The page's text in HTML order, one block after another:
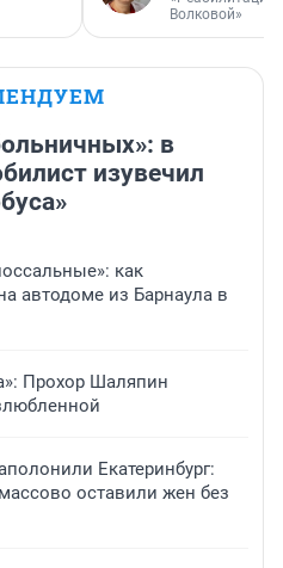
Волковой»
в
изувечил
как
автодоме из Барнаула в
Прохор Шаляпин
Екатеринбург:
оставили жен без